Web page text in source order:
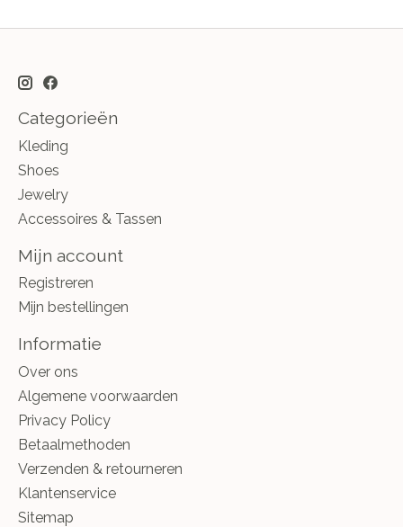
Categorieën
Kleding
Shoes
Jewelry
Accessoires & Tassen
Mijn account
Registreren
Mijn bestellingen
Informatie
Over ons
Algemene voorwaarden
Privacy Policy
Betaalmethoden
Verzenden & retourneren
Klantenservice
Sitemap